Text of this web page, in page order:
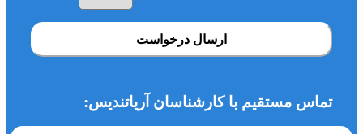
ارسال درخواست
تماس مستقیم با کارشناسان آریاتندیس: